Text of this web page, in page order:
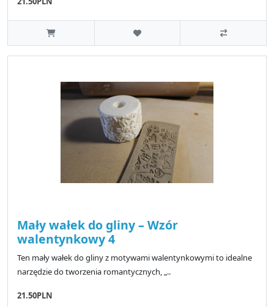
Mały wałek do gliny – Wzór
walentynkowy 4
Ten mały wałek do gliny z motywami walentynkowymi to idealne
narzędzie do tworzenia romantycznych, „..
21.50PLN